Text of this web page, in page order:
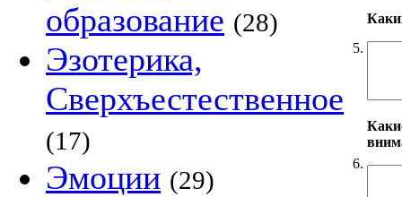
образование (28)
Эзотерика,
Сверхъестественное
(17)
Эмоции (29)
5.
6.